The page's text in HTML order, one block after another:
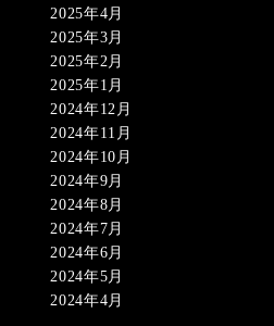
2025年4月
2025年3月
2025年2月
2025年1月
2024年12月
2024年11月
2024年10月
2024年9月
2024年8月
2024年7月
2024年6月
2024年5月
2024年4月